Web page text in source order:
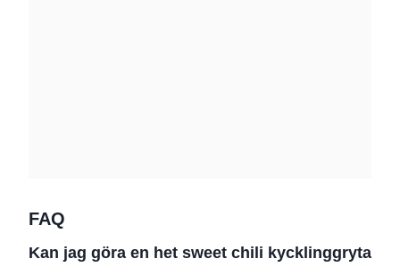
FAQ
Kan jag göra en het sweet chili kycklinggryta